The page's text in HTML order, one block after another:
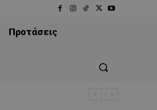
Προτάσεις